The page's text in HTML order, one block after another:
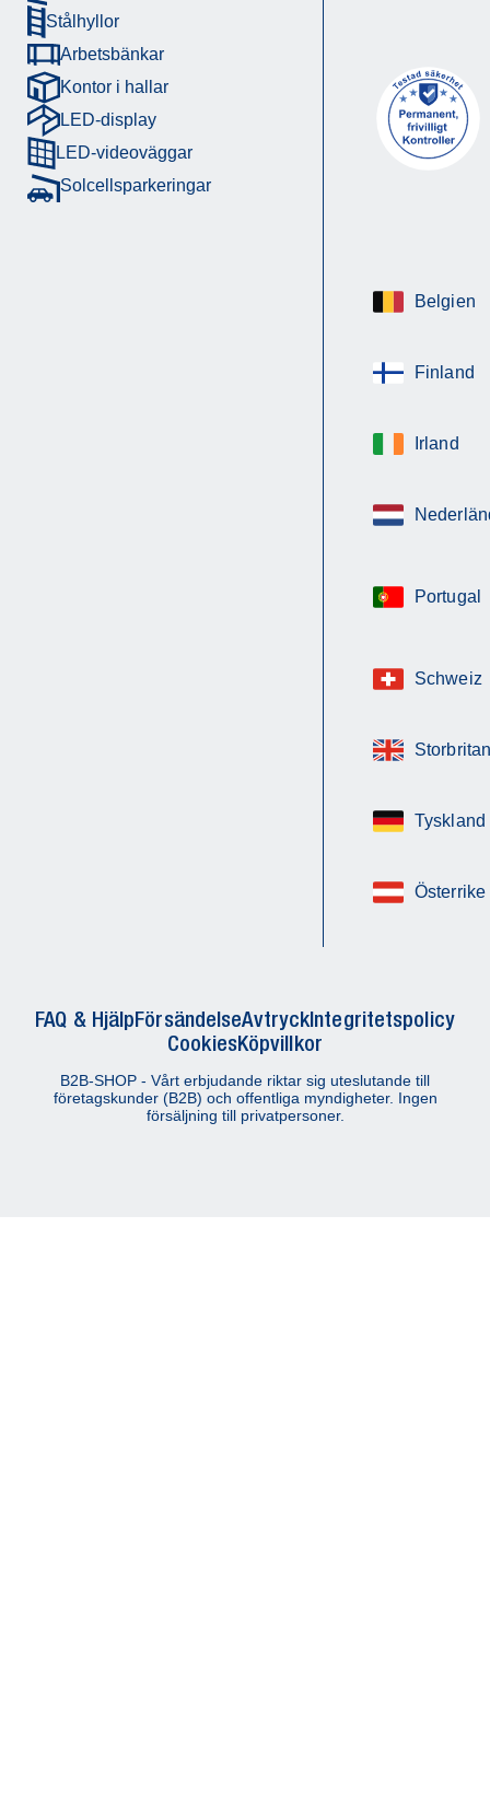
Stålhyllor
Arbetsbänkar
Kontor i hallar
LED-display
LED-videoväggar
Solcellsparkeringar
Belgien
Finland
Irland
Portugal
Schweiz
Tyskland
Österrike
FAQ & HjälpFörsändelseAvtryckIntegritetspolicy
CookiesKöpvillkor
B2B-SHOP - Vårt erbjudande riktar sig uteslutande till
företagskunder (B2B) och offentliga myndigheter. Ingen
försäljning till privatpersoner.